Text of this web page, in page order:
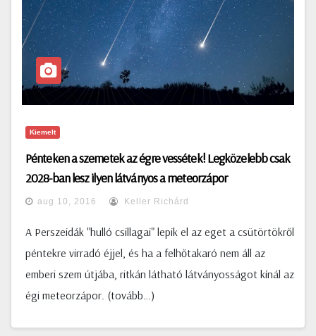
Kiemelt
Pénteken a szemetek az égre vessétek! Legközelebb csak
2028-ban lesz ilyen látványos a meteorzápor
aug 10, 2016 Keller Richárd
A Perszeidák "hulló csillagai" lepik el az eget a csütörtökről
péntekre virradó éjjel, és ha a felhőtakaró nem áll az
emberi szem útjába, ritkán látható látványosságot kínál az
égi meteorzápor. (tovább…)